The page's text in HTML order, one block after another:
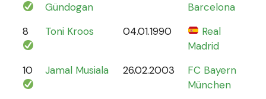
Gündogan
Barcelona
8 Toni Kroos 04.01.1990
Real
Madrid
10 Jamal Musiala 26.02.2003
FC Bayern
München